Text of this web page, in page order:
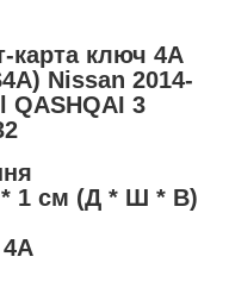
карта ключ 4А
Nissan 2014-
QASHQAI 3
* 1 см (Д * Ш * В)